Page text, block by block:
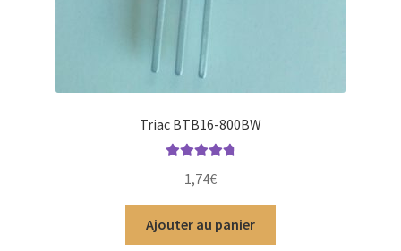
Triac BTB16-800BW
sur 5
1,74€
Ajouter au panier